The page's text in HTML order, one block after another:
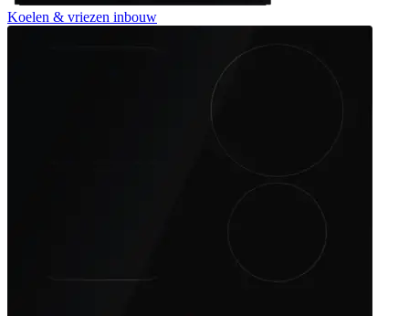
Koelen & vriezen inbouw